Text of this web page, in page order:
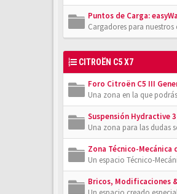
Puntos de Carga:
Cargadores para nuestros
CITROËN C5 X7
Foro Citroën C5 III
Una zona en la que
Suspensión Hydractive
Una zona para las dudas
Zona Técnico-Mecánica
Un espacio Técnico-
Bricos, Modificaciones